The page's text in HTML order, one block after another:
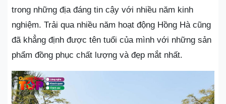
trong những địa đáng tin cậy với nhiều năm kinh
nghiệm. Trải qua nhiều năm hoạt động Hồng Hà cũng
đã khẳng định được tên tuổi của mình với những sản
phẩm đồng phục chất lượng và đẹp mắt nhất.